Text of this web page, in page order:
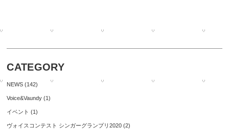
CATEGORY
NEWS (142)
Voice&Vaundy (1)
イベント (1)
ヴォイスコンテスト シンガーグランプリ2020 (2)